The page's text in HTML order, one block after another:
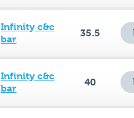
Infinity c&c
bar
35.5
Infinity c&c
bar
40